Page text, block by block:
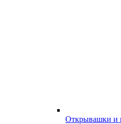
Открывашки и